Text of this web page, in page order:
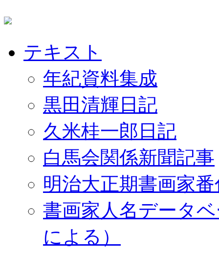
テキスト
年紀資料集成
黒田清輝日記
久米桂一郎日記
白馬会関係新聞記事
明治大正期書画家
書画家人名データ
による）